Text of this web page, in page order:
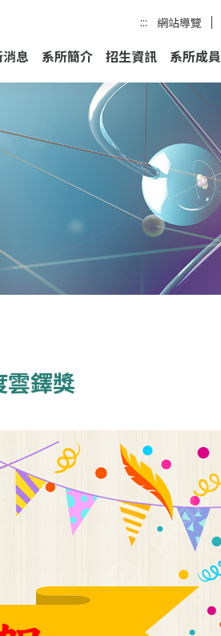
::: 網站導覽
息 系所簡介 招生資訊 系所成員
鐸獎